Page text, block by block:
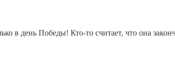
в день Победы! Кто-то считает, что она